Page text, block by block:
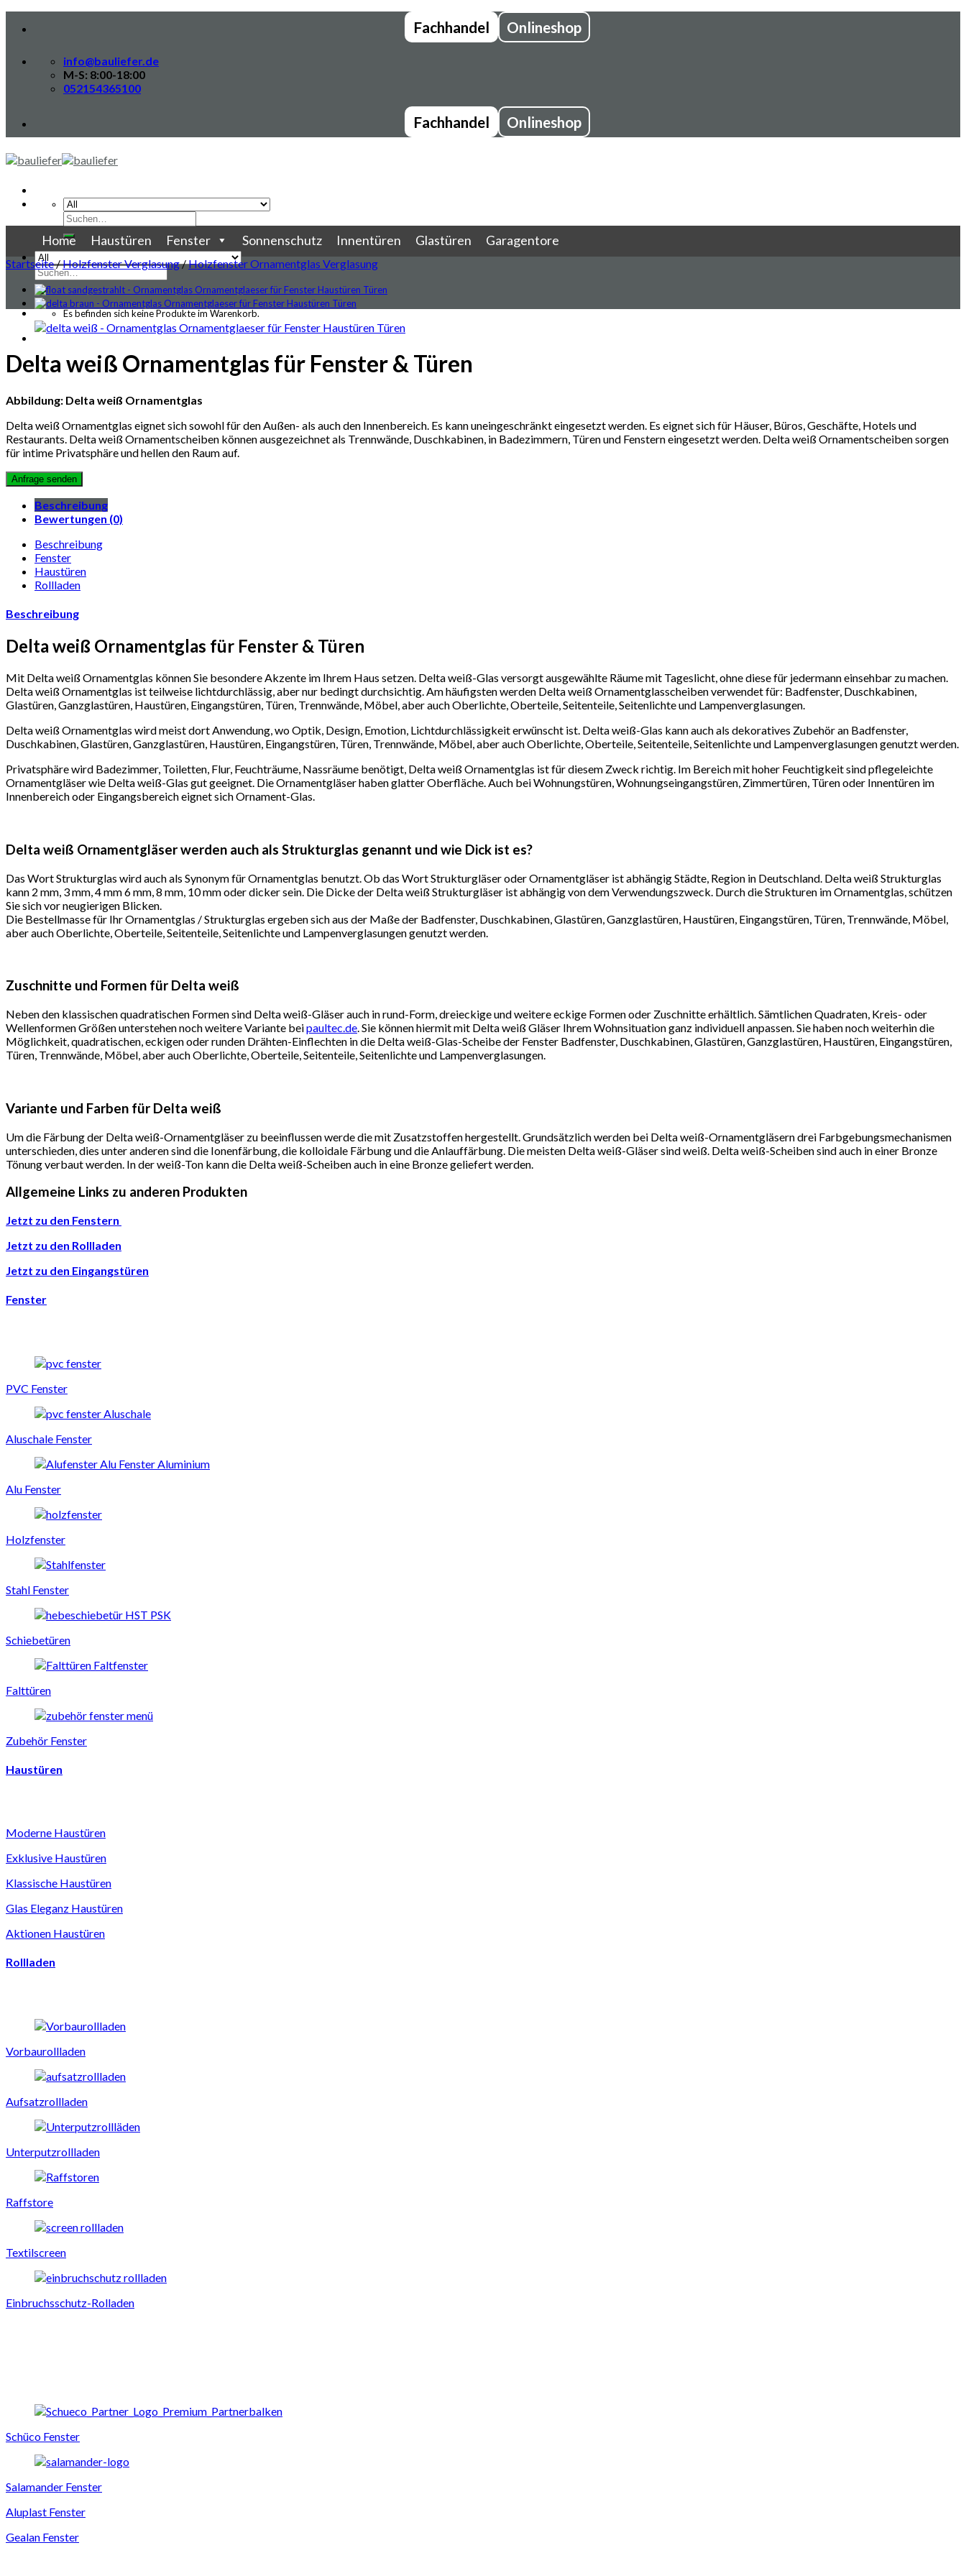
Fachhandel Onlineshop
info@bauliefer.de
M-S: 8:00-18:00
052154365100
Fachhandel Onlineshop
Suche
nach:
Suche
nach:
Es befinden sich keine Produkte im Warenkorb.
Home Haustüren Fenster Sonnenschutz Innentüren Glastüren Garagentore
Startseite/Holzfenster Verglasung/Holzfenster Ornamentglas Verglasung
Delta weiß Ornamentglas für Fenster & Türen
Abbildung: Delta weiß Ornamentglas
Delta weiß Ornamentglas eignet sich sowohl für den Außen- als auch den Innenbereich. Es kann uneingeschränkt eingesetzt werden. Es eignet sich für Häuser, Büros, Geschäfte, Hotels und
Restaurants. Delta weiß Ornamentscheiben können ausgezeichnet als Trennwände, Duschkabinen, in Badezimmern, Türen und Fenstern eingesetzt werden. Delta weiß Ornamentscheiben sorgen
für intime Privatsphäre und hellen den Raum auf.
Beschreibung
Bewertungen (0)
Beschreibung
Fenster
Haustüren
Rollladen
Beschreibung
Delta weiß Ornamentglas für Fenster & Türen
Mit Delta weiß Ornamentglas können Sie besondere Akzente im Ihrem Haus setzen. Delta weiß-Glas versorgt ausgewählte Räume mit Tageslicht, ohne diese für jedermann einsehbar zu machen.
Delta weiß Ornamentglas ist teilweise lichtdurchlässig, aber nur bedingt durchsichtig. Am häufigsten werden Delta weiß Ornamentglasscheiben verwendet für: Badfenster, Duschkabinen,
Glastüren, Ganzglastüren, Haustüren, Eingangstüren, Türen, Trennwände, Möbel, aber auch Oberlichte, Oberteile, Seitenteile, Seitenlichte und Lampenverglasungen.
Delta weiß Ornamentglas wird meist dort Anwendung, wo Optik, Design, Emotion, Lichtdurchlässigkeit erwünscht ist. Delta weiß-Glas kann auch als dekoratives Zubehör an Badfenster,
Duschkabinen, Glastüren, Ganzglastüren, Haustüren, Eingangstüren, Türen, Trennwände, Möbel, aber auch Oberlichte, Oberteile, Seitenteile, Seitenlichte und Lampenverglasungen genutzt werden.
Privatsphäre wird Badezimmer, Toiletten, Flur, Feuchträume, Nassräume benötigt, Delta weiß Ornamentglas ist für diesem Zweck richtig. Im Bereich mit hoher Feuchtigkeit sind pflegeleichte
Ornamentgläser wie Delta weiß-Glas gut geeignet. Die Ornamentgläser haben glatter Oberfläche. Auch bei Wohnungstüren, Wohnungseingangstüren, Zimmertüren, Türen oder Innentüren im
Innenbereich oder Eingangsbereich eignet sich Ornament-Glas.
Delta weiß Ornamentgläser werden auch als Strukturglas genannt und wie Dick ist es?
Das Wort Strukturglas wird auch als Synonym für Ornamentglas benutzt. Ob das Wort Strukturgläser oder Ornamentgläser ist abhängig Städte, Region in Deutschland. Delta weiß Strukturglas
kann 2 mm, 3 mm, 4 mm 6 mm, 8 mm, 10 mm oder dicker sein. Die Dicke der Delta weiß Strukturgläser ist abhängig von dem Verwendungszweck. Durch die Strukturen im Ornamentglas, schützen
Sie sich vor neugierigen Blicken.
Die Bestellmasse für Ihr Ornamentglas / Strukturglas ergeben sich aus der Maße der Badfenster, Duschkabinen, Glastüren, Ganzglastüren, Haustüren, Eingangstüren, Türen, Trennwände, Möbel,
aber auch Oberlichte, Oberteile, Seitenteile, Seitenlichte und Lampenverglasungen genutzt werden.
Zuschnitte und Formen für Delta weiß
Neben den klassischen quadratischen Formen sind Delta weiß-Gläser auch in rund-Form, dreieckige und weitere eckige Formen oder Zuschnitte erhältlich. Sämtlichen Quadraten, Kreis- oder
Wellenformen Größen unterstehen noch weitere Variante beipaultec.de. Sie können hiermit mit Delta weiß Gläser Ihrem Wohnsituation ganz individuell anpassen. Sie haben noch weiterhin die
Möglichkeit, quadratischen, eckigen oder runden Drähten-Einflechten in die Delta weiß-Glas-Scheibe der Fenster Badfenster, Duschkabinen, Glastüren, Ganzglastüren, Haustüren, Eingangstüren,
Türen, Trennwände, Möbel, aber auch Oberlichte, Oberteile, Seitenteile, Seitenlichte und Lampenverglasungen.
Variante und Farben für Delta weiß
Um die Färbung der Delta weiß-Ornamentgläser zu beeinflussen werde die mit Zusatzstoffen hergestellt. Grundsätzlich werden bei Delta weiß-Ornamentgläsern drei Farbgebungsmechanismen
unterschieden, dies unter anderen sind die Ionenfärbung, die kolloidale Färbung und die Anlauffärbung. Die meisten Delta weiß-Gläser sind weiß. Delta weiß-Scheiben sind auch in einer Bronze
Tönung verbaut werden. In der weiß-Ton kann die Delta weiß-Scheiben auch in eine Bronze geliefert werden.
Allgemeine Links zu anderen Produkten
Jetzt zu den Fenstern
Jetzt zu den Rollladen
Jetzt zu den Eingangstüren
Fenster
PVC Fenster
Aluschale Fenster
Alu Fenster
Holzfenster
Stahl Fenster
Schiebetüren
Falttüren
Zubehör Fenster
Haustüren
Moderne Haustüren
Exklusive Haustüren
Klassische Haustüren
Glas Eleganz Haustüren
Aktionen Haustüren
Rollladen
Vorbaurollladen
Aufsatzrollladen
Unterputzrollladen
Raffstore
Textilscreen
Einbruchsschutz-Rolladen
Schüco Fenster
Salamander Fenster
Aluplast Fenster
Gealan Fenster